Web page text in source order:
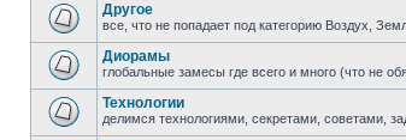
Другое
все, что не попадает под категорию Воздух,
Диорамы
глобальные замесы где всего и много (что не
Технологии
делимся технологиями, секретами, советами,